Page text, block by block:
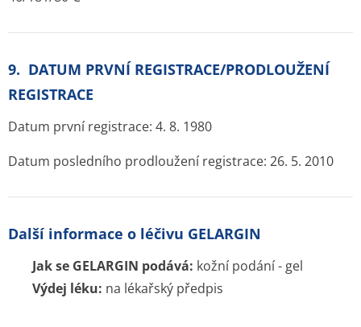
9. DATUM PRVNÍ REGISTRACE/PRODLOUŽENÍ
REGISTRACE
Datum první registrace: 4. 8. 1980
Datum posledního prodloužení registrace: 26. 5. 2010
Další informace o léčivu GELARGIN
Jak se GELARGIN podává: kožní podání - gel
Výdej léku: na lékařský předpis